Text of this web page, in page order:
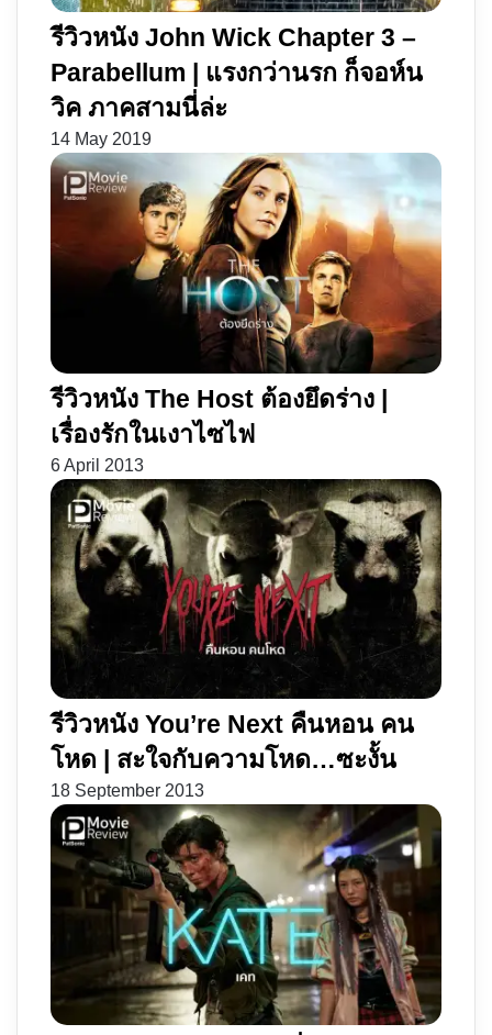
รีวิวหนัง John Wick Chapter 3 –
Parabellum | แรงกว่านรก ก็จอห์น
วิค ภาคสามนี่ล่ะ
14 May 2019
รีวิวหนัง The Host ต้องยึดร่าง |
เรื่องรักในเงาไซไฟ
6 April 2013
รีวิวหนัง You’re Next คืนหอน คน
โหด | สะใจกับความโหด…ซะงั้น
18 September 2013